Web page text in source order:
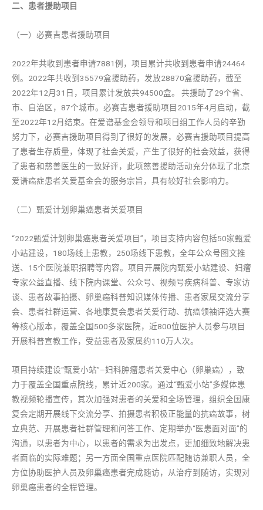
二、患者援助项目
（一）必赛吉患者援助项目
2022年共收到患者申请7881例，项目累计共收到患者申请24464
例。2022年共收到35579盒援助药，发放28870盒援助药，截至
2022年12月31日，项目累计发放共94500盒。 共援助了29个省、
市、自治区，87个城市。必赛吉患者援助项目2015年4月启动，截
至2022年12月结束。在爱谱基金会领导和项目组工作人员的辛勤
努力下，必赛吉援助项目得到了很好的发展，必赛吉援助项目提高
了患者生存质量，体现了社会关爱，产生了很好的社会效益，获得
了患者和慈善医生的一致好评，此项慈善援助活动充分体现了北京
爱谱癌症患者关爱基金会的服务宗旨，具有较好社会影响力。
（二）甄爱计划卵巢癌患者关爱项目
“2022甄爱计划卵巢癌患者关爱项目”，项目支持内容包括50家甄爱
小站建设，180场线上患教，250场线下患教，全年公众号图文推
送、15个医院兼职招聘等内容。项目开展院内甄爱小站建设、妇瘤
专家公益直播、线下院内课堂、公众号、视频号疾病科普、专家访
谈、患者故事拍摄、卵巢癌科普知识媒体传播、患者家属交流分享
会、患者社群运营、各地康复会患者关爱行动、抗癌领袖评选大赛
等核心版本，覆盖全国500多家医院，近800位医护人员参与项目
开展科普宣教工作，受益患者及家属约110万人次。
项目持续建设“甄爱小站”–妇科肿瘤患者关爱中心（卵巢癌），致
力于覆盖全国重点院线，累计近200家。通过“甄爱小站”多媒体患
教视频轮播宣传，其次加强对患者的关爱和全场管理，组织全国康
复会定期开展线下交流分享、拍摄患者积极正能量的抗癌故事，树
立典范、开展患者社群管理和问答工作、定期举办“医患面对面”的
沟通，以患者为中心，以患者的需求为出发点，更加细致地解决患
者面临的实际难题；另一方面全国重点医院匹配随访兼职人员，全
方位协助医护人员及卵巢癌患者完成随访，从治疗到随访，实现对
卵巢癌患者的全程管理。